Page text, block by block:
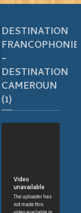
DESTINATION
FRANCOPHONIE
–
DESTINATION
CAMEROUN
(1)